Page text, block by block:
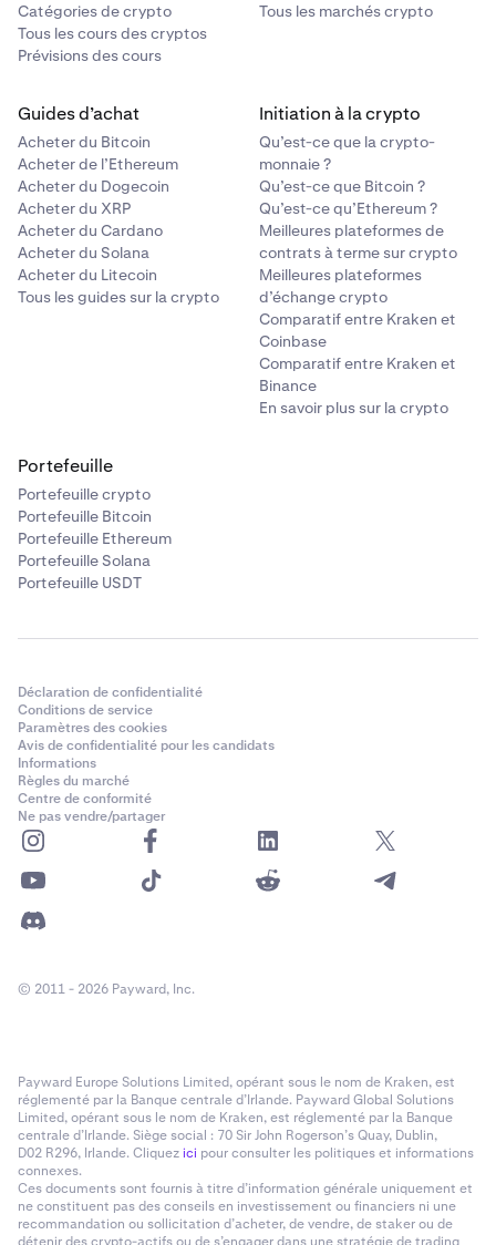
Catégories de crypto
Tous les cours des cryptos
Prévisions des cours
Tous les marchés crypto
Guides d’achat
Acheter du Bitcoin
Acheter de l’Ethereum
Acheter du Dogecoin
Acheter du XRP
Acheter du Cardano
Acheter du Solana
Acheter du Litecoin
Tous les guides sur la crypto
Initiation à la crypto
Qu’est-ce que la crypto-
monnaie ?
Qu’est-ce que Bitcoin ?
Qu’est-ce qu’Ethereum ?
Meilleures plateformes de
contrats à terme sur crypto
Meilleures plateformes
d’échange crypto
Comparatif entre Kraken et
Coinbase
Comparatif entre Kraken et
Binance
En savoir plus sur la crypto
Portefeuille
Portefeuille crypto
Portefeuille Bitcoin
Portefeuille Ethereum
Portefeuille Solana
Portefeuille USDT
Déclaration de confidentialité
Conditions de service
Paramètres des cookies
Avis de confidentialité pour les candidats
Informations
Règles du marché
Centre de conformité
Ne pas vendre/partager
© 2011 - 2026 Payward, Inc.
Payward Europe Solutions Limited, opérant sous le nom de Kraken, est
réglementé par la Banque centrale d’Irlande. Payward Global Solutions
Limited, opérant sous le nom de Kraken, est réglementé par la Banque
centrale d’Irlande. Siège social : 70 Sir John Rogerson’s Quay, Dublin,
D02 R296, Irlande. Cliquezici pour consulter les politiques et informations
connexes.
Ces documents sont fournis à titre d’information générale uniquement et
ne constituent pas des conseils en investissement ou financiers ni une
recommandation ou sollicitation d’acheter, de vendre, de staker ou de